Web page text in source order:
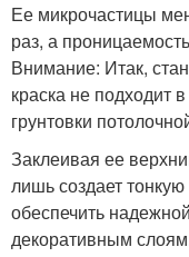
Ее микрочастицы
раз, а
Внимание: Итак,
краска не подходит
грунтовки
Заклеивая ее
лишь создает
обеспечить
декоративным